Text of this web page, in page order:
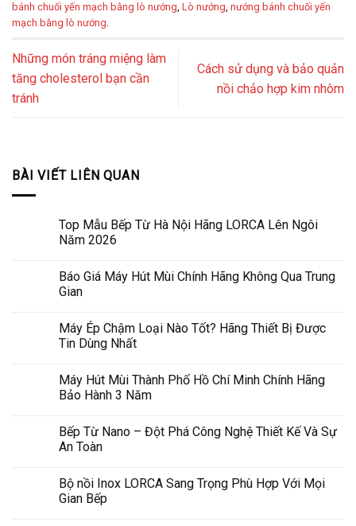
bánh chuối yến mạch bằng lò nướng, Lò nướng, nướng bánh chuối yến
mạch bằng lò nướng.
Những món tráng miệng làm
tăng cholesterol bạn cần
tránh
Cách sử dụng và bảo quản
nồi chảo hợp kim nhôm
BÀI VIẾT LIÊN QUAN
Top Mẫu Bếp Từ Hà Nội Hãng LORCA Lên Ngôi
Năm 2026
Báo Giá Máy Hút Mùi Chính Hãng Không Qua Trung
Gian
Máy Ép Chậm Loại Nào Tốt? Hãng Thiết Bị Được
Tin Dùng Nhất
Máy Hút Mùi Thành Phố Hồ Chí Minh Chính Hãng
Bảo Hành 3 Năm
Bếp Từ Nano – Đột Phá Công Nghệ Thiết Kế Và Sự
An Toàn
Bộ nồi Inox LORCA Sang Trọng Phù Hợp Với Mọi
Gian Bếp